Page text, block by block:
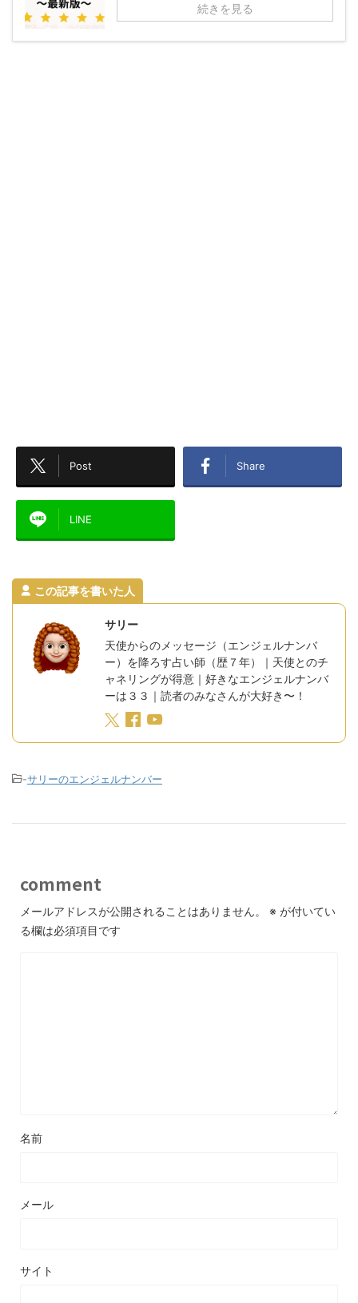
続きを見る
Post Share
LINE
この記事を書いた人
サリー
天使からのメッセージ（エンジェルナンバ
ー）を降ろす占い師（歴７年）｜天使とのチ
ャネリングが得意｜好きなエンジェルナンバ
ーは３３｜読者のみなさんが大好き〜！
-サリーのエンジェルナンバー
comment
メールアドレスが公開されることはありません。 ※ が付いてい
る欄は必須項目です
名前
メール
サイト